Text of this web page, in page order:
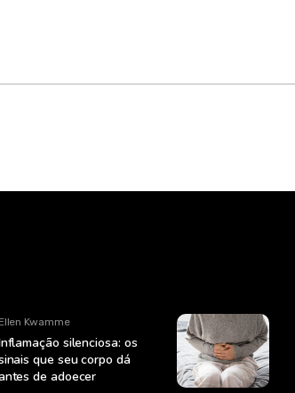
Ellen Kwamme
silenciosa: os
que seu corpo dá
de adoecer